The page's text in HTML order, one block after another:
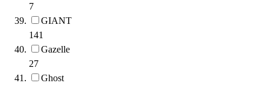
7
GIANT
141
Gazelle
27
Ghost